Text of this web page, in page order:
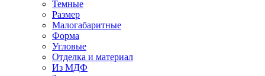
Темные
Размер
Малогабаритные
Форма
Угловые
Отделка и материал
Из МДФ